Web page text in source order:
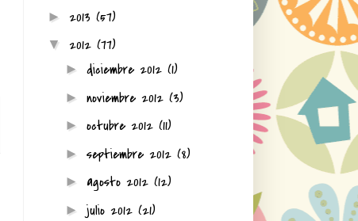
► 2013 (57)
▼ 2012 (77)
► diciembre 2012 (1)
► noviembre 2012 (3)
► octubre 2012 (11)
► septiembre 2012 (8)
► agosto 2012 (12)
► julio 2012 (21)